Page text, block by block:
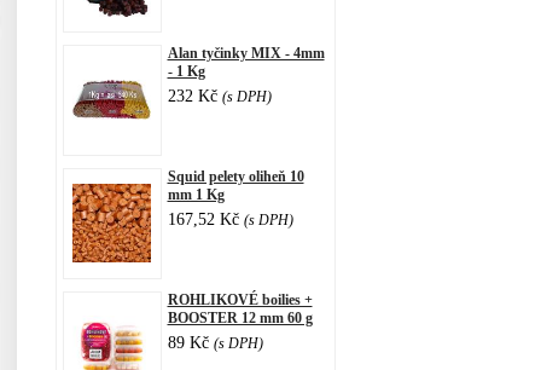
Alan tyčinky MIX - 4mm
- 1 Kg
232 Kč (s DPH)
Squid pelety oliheň 10
mm 1 Kg
167,52 Kč (s DPH)
ROHLIKOVÉ boilies +
BOOSTER 12 mm 60 g
89 Kč (s DPH)